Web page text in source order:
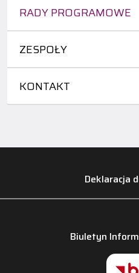
RADY PROGRAMOWE
ZESPOŁY
KONTAKT
Deklaracja
Biuletyn